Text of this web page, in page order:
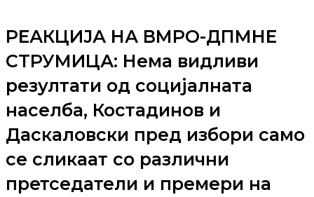
РЕАКЦИЈА НА ВМРО-ДПМНЕ
СТРУМИЦА: Нема видливи
резултати од социјалната
населба, Костадинов и
Даскаловски пред избори само
се сликаат со различни
претседатели и премери на